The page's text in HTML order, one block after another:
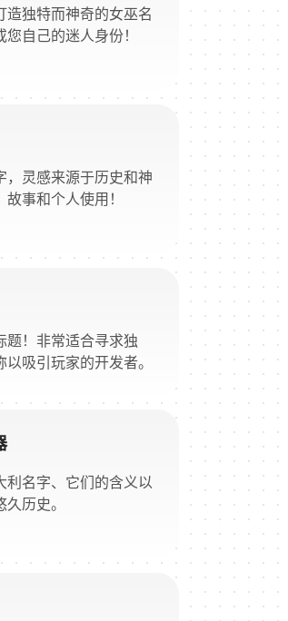
造独特而神奇的女巫名
自己的迷人身份！
，灵感来源于历史和神
事和个人使用！
题！非常适合寻求独
吸引玩家的开发者。
利名字、它们的含义以
历史。